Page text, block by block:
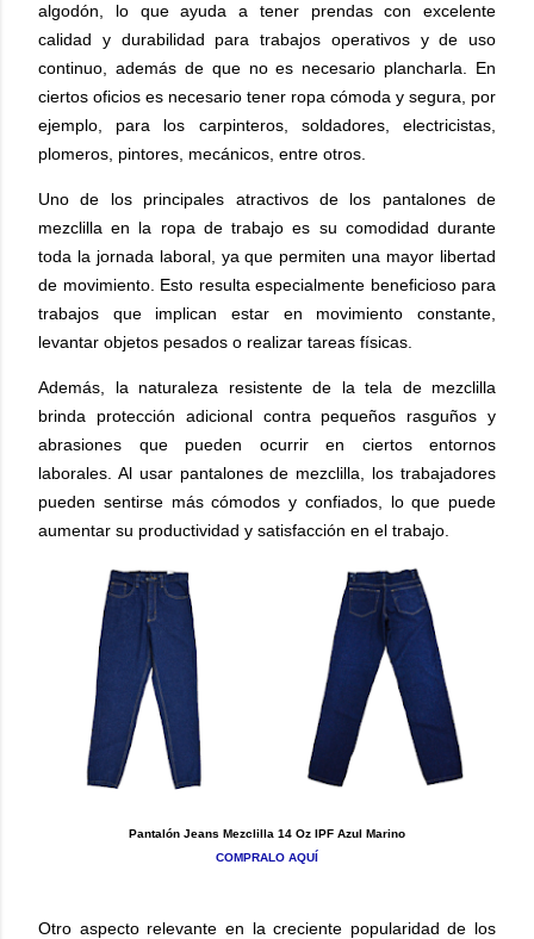
algodón, lo que ayuda a tener prendas con excelente
calidad y durabilidad para trabajos operativos y de uso
continuo, además de que no es necesario plancharla. En
ciertos oficios es necesario tener ropa cómoda y segura, por
ejemplo, para los carpinteros, soldadores, electricistas,
plomeros, pintores, mecánicos, entre otros.
Uno de los principales atractivos de los pantalones de
mezclilla en la ropa de trabajo es su comodidad durante
toda la jornada laboral, ya que permiten una mayor libertad
de movimiento. Esto resulta especialmente beneficioso para
trabajos que implican estar en movimiento constante,
levantar objetos pesados o realizar tareas físicas.
Además, la naturaleza resistente de la tela de mezclilla
brinda protección adicional contra pequeños rasguños y
abrasiones que pueden ocurrir en ciertos entornos
laborales. Al usar pantalones de mezclilla, los trabajadores
pueden sentirse más cómodos y confiados, lo que puede
aumentar su productividad y satisfacción en el trabajo.
Pantalón Jeans Mezclilla 14 Oz IPF Azul Marino
COMPRALO AQUÍ
Otro aspecto relevante en la creciente popularidad de los